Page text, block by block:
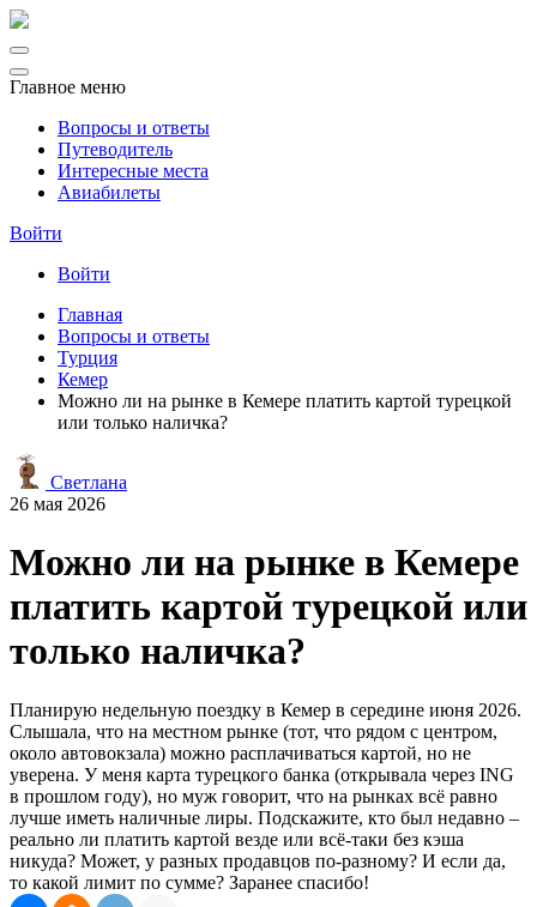
Главное меню
Вопросы и ответы
Путеводитель
Интересные места
Авиабилеты
Войти
Войти
Главная
Вопросы и ответы
Турция
Кемер
Можно ли на рынке в Кемере платить картой турецкой
или только наличка?
Светлана
26 мая 2026
Можно ли на рынке в Кемере
платить картой турецкой или
только наличка?
Планирую недельную поездку в Кемер в середине июня 2026.
Слышала, что на местном рынке (тот, что рядом с центром,
около автовокзала) можно расплачиваться картой, но не
уверена. У меня карта турецкого банка (открывала через ING
в прошлом году), но муж говорит, что на рынках всё равно
лучше иметь наличные лиры. Подскажите, кто был недавно –
реально ли платить картой везде или всё-таки без кэша
никуда? Может, у разных продавцов по-разному? И если да,
то какой лимит по сумме? Заранее спасибо!